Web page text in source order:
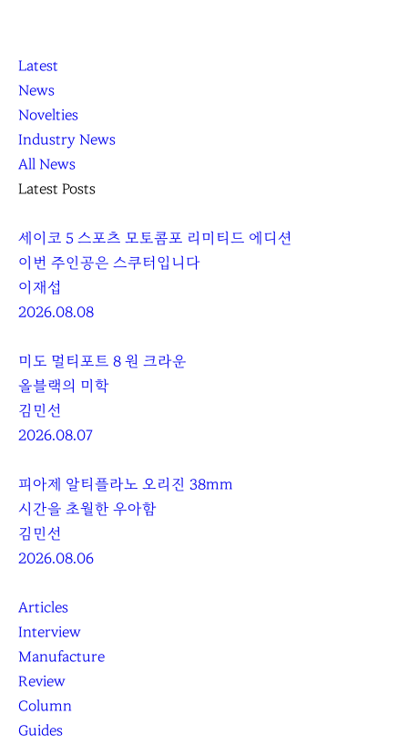
K
L
O
C
C
A
닫
기
K
L
O
C
C
A
Latest
News
Novelties
Industry News
All News
Latest Posts
세이코 5 스포츠 모토콤포 리미티드 에디션
이번 주인공은 스쿠터입니다
이재섭
2026.08.08
미도 멀티포트 8 원 크라운
올블랙의 미학
김민선
2026.08.07
피아제 알티플라노 오리진 38mm
시간을 초월한 우아함
김민선
2026.08.06
Articles
Interview
Manufacture
Review
Column
Guides